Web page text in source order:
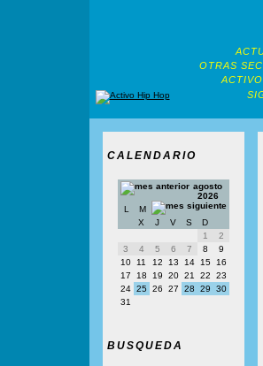
OTRAS
CALENDARIO
agosto
2026
L
M
X
J V S
D
1
2
3
4 5 6 7 8
9
10
11 12 13 14 15
16
17
18 19 20 21 22
23
24 25 26 27 28 29
30
31
BUSQUEDA